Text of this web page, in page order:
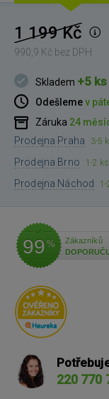
1 199 Kč
990,9 Kč bez DPH
Skladem +5 ks
Odešlemev
Záruka 24
Prodejna Praha
3-5
Prodejna Brno 1-2 ks
Prodejna Náchod
99 %
Zákazníků
220 770